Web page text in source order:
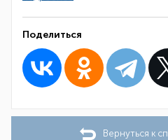
Поделиться
Вернуться к